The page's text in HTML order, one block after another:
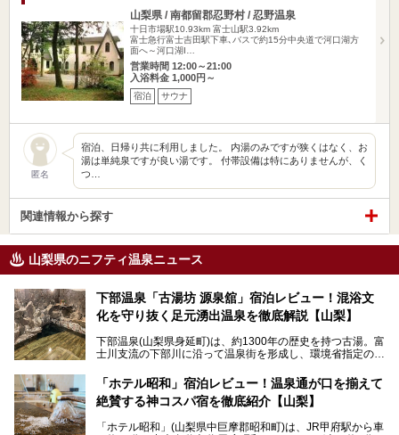
山梨県 / 南都留郡忍野村 / 忍野温泉
十日市場駅10.93km 富士山駅3.92km
富士急行富士吉田駅下車､バスで約15分中央道で河口湖方
面へ～河口湖I…
営業時間 12:00～21:00
入浴料金 1,000円～
宿泊 サウナ
匿名
宿泊、日帰り共に利用しました。 内湯のみですが狭くはなく、お
湯は単純泉ですが良い湯です。 付帯設備は特にありませんが、く
つ…
関連情報から探す
山梨県のニフティ温泉ニュース
下部温泉「古湯坊 源泉舘」宿泊レビュー！混浴文
化を守り抜く足元湧出温泉を徹底解説【山梨】
下部温泉(山梨県身延町)は、約1300年の歴史を持つ古湯。富
士川支流の下部川に沿って温泉街を形成し、環境省指定の国
中でも「古湯坊 源泉舘」は、戦国時代に武田信玄公も療養
したと伝えられる名湯の宿。最大の特徴は、令和の現代にお
いても混浴文化が守られ、老若男女の分け隔て一切無く温泉
向にありますが、「古湯坊 源泉舘」では本来あるべき混浴
「ホテル昭和」宿泊レビュー！温泉通が口を揃えて
絶賛する神コスパ宿を徹底紹介【山梨】
「ホテル昭和」(山梨県中巨摩郡昭和町)は、JR甲府駅から車